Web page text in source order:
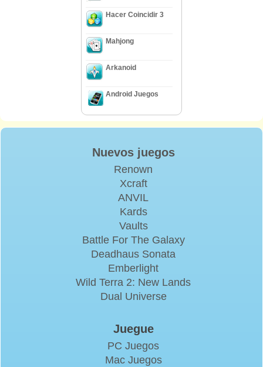
Hacer Coincidir 3
Mahjong
Arkanoid
Android Juegos
Nuevos juegos
Renown
Xcraft
ANVIL
Kards
Vaults
Battle For The Galaxy
Deadhaus Sonata
Emberlight
Wild Terra 2: New Lands
Dual Universe
Juegue
PC Juegos
Mac Juegos